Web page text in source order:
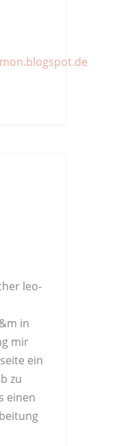
leo-
in
mir
ein
zu
einen